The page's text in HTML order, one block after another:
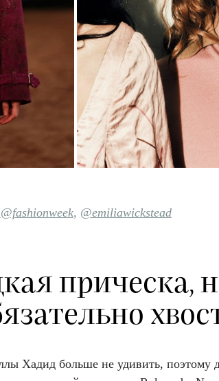
@fashionweek, @emiliawickstead
прическа,
Хадид больше не удивить, поэтому